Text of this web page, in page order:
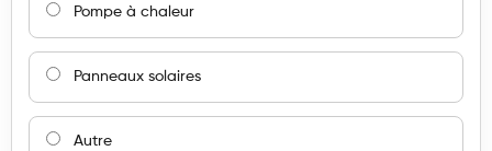
Pompe à chaleur
Panneaux solaires
Autre